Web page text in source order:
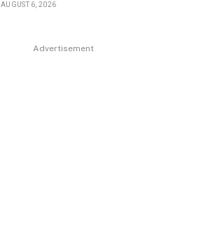
AUGUST 6, 2026
Advertisement